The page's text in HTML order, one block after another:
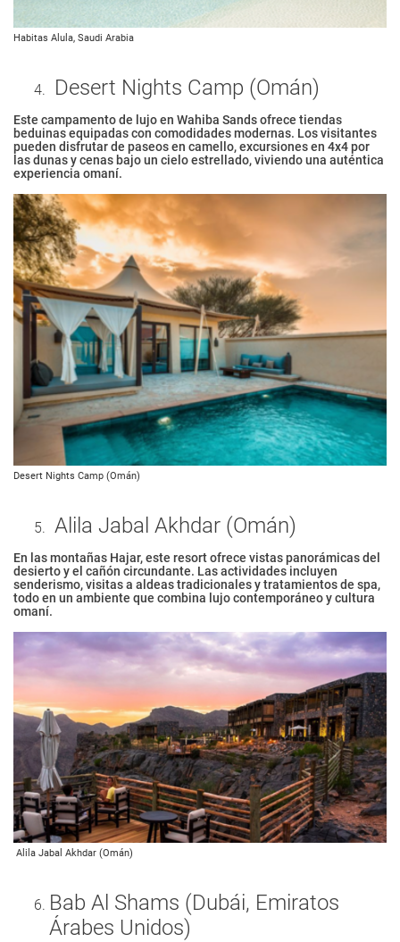
Habitas Alula, Saudi Arabia
Desert Nights Camp (Omán)
Este campamento de lujo en Wahiba Sands ofrece tiendas
beduinas equipadas con comodidades modernas. Los visitantes
pueden disfrutar de paseos en camello, excursiones en 4x4 por
las dunas y cenas bajo un cielo estrellado, viviendo una auténtica
experiencia omaní.
Desert Nights Camp (Omán)
Alila Jabal Akhdar (Omán)
En las montañas Hajar, este resort ofrece vistas panorámicas del
desierto y el cañón circundante. Las actividades incluyen
senderismo, visitas a aldeas tradicionales y tratamientos de spa,
todo en un ambiente que combina lujo contemporáneo y cultura
omaní.
Alila Jabal Akhdar (Omán)
Bab Al Shams (Dubái, Emiratos
Árabes Unidos)